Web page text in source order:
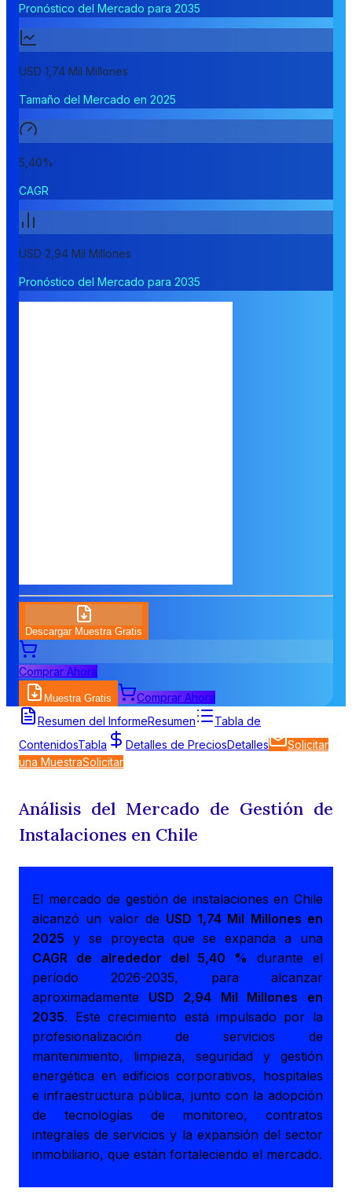
Pronóstico del Mercado para 2035
USD 1,74 Mil Millones
Tamaño del Mercado en 2025
5,40%
CAGR
USD 2,94 Mil Millones
Pronóstico del Mercado para 2035
Descargar Muestra Gratis
Comprar Ahora
Muestra Gratis
Comprar Ahora
Resumen del InformeResumen
Tabla de
ContenidosTabla Detalles de PreciosDetalles
Solicitar
una MuestraSolicitar
Análisis del Mercado de Gestión de
Instalaciones en Chile
El mercado de gestión de instalaciones en Chile
alcanzó un valor de USD 1,74 Mil Millones en
2025 y se proyecta que se expanda a una
CAGR de alrededor del 5,40 %
durante el
período 2026-2035, para alcanzar
aproximadamente USD 2,94 Mil Millones en
2035. Este crecimiento está impulsado por la
profesionalización de servicios de
mantenimiento, limpieza, seguridad y gestión
energética en edificios corporativos, hospitales
e infraestructura pública, junto con la adopción
de tecnologías de monitoreo, contratos
integrales de servicios y la expansión del sector
inmobiliario, que están fortaleciendo el mercado.